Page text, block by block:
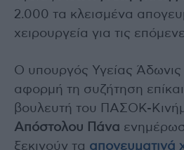
2.000 τα κλεισμένα
χειρουργεία για τις
Ο υπουργός Υγείας Άδωνις
αφορμή τη συζήτηση
βουλευτή του ΠΑΣΟΚ-
Απόστολου Πάνα
ξεκινούν τα απογευματινά